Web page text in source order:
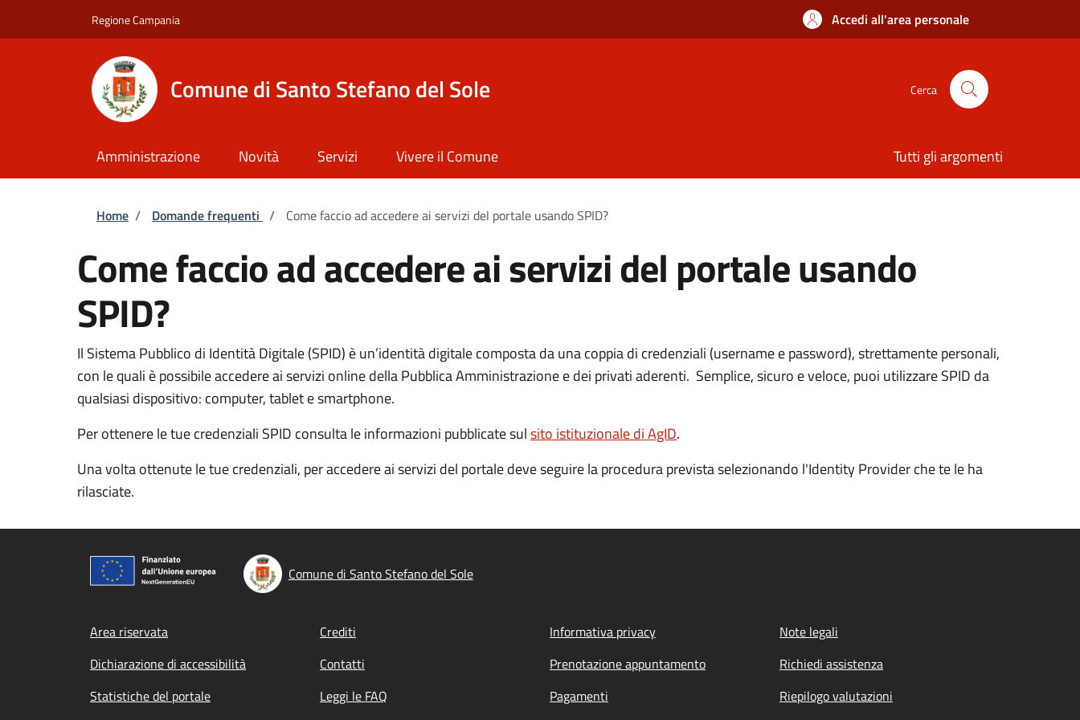
Regione Campania Accedi all'area personale
Comune di Santo Stefano del Sole Cerca
Amministrazione Novità Servizi Vivere il Comune Tutti gli argomenti
Briciole di pane
Home / Domande frequenti / Come faccio ad accedere ai servizi del portale usando SPID?
Come faccio ad accedere ai servizi del portale usando
SPID?
Il Sistema Pubblico di Identità Digitale (SPID) è un’identità digitale composta da una coppia di credenziali (username e password), strettamente personali,
con le quali è possibile accedere ai servizi online della Pubblica Amministrazione e dei privati aderenti. Semplice, sicuro e veloce, puoi utilizzare SPID da
qualsiasi dispositivo: computer, tablet e smartphone.
Per ottenere le tue credenziali SPID consulta le informazioni pubblicate sulsito istituzionale di AgID.
Una volta ottenute le tue credenziali, per accedere ai servizi del portale deve seguire la procedura prevista selezionando l'Identity Provider che te le ha
rilasciate.
Comune di Santo Stefano del Sole
Footer menu
Area riservata Crediti Informativa privacy
Note legali
Dichiarazione di accessibilità
Contatti Prenotazione appuntamento
Richiedi assistenza
Statistiche del portale
Leggi le FAQ Pagamenti
Riepilogo valutazioni